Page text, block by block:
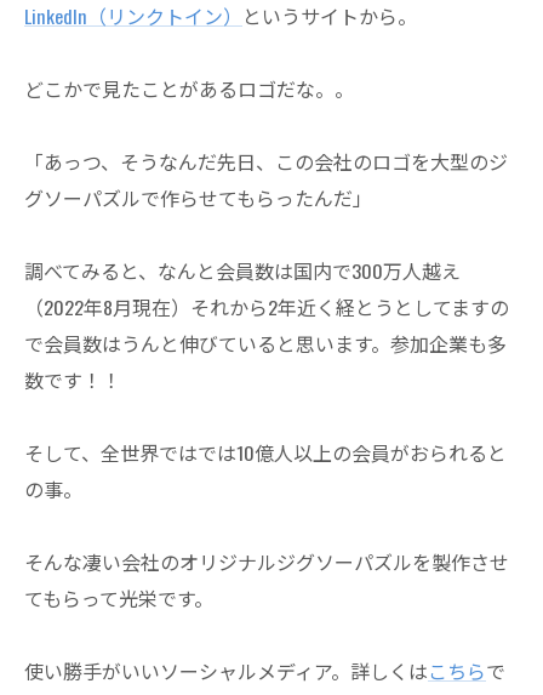
LinkedIn（リンクトイン） というサイトから。
どこかで見たことがあるロゴだな。。
「あっつ、そうなんだ先日、この会社のロゴを大型のジ
グソーパズルで作らせてもらったんだ」
調べてみると、なんと会員数は国内で300万人越え
（2022年8月現在）それから2年近く経とうとしてますの
で会員数はうんと伸びていると思います。参加企業も多
数です！！
そして、全世界ではでは10億人以上の会員がおられると
の事。
そんな凄い会社のオリジナルジグソーパズルを製作させ
てもらって光栄です。
使い勝手がいいソーシャルメディア。詳しくはこちらで